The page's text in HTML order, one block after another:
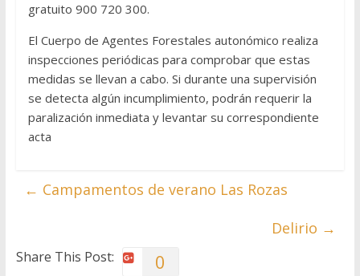
gratuito 900 720 300.
El Cuerpo de Agentes Forestales autonómico realiza
inspecciones periódicas para comprobar que estas
medidas se llevan a cabo. Si durante una supervisión
se detecta algún incumplimiento, podrán requerir la
paralización inmediata y levantar su correspondiente
acta
← Campamentos de verano Las Rozas
Delirio →
Share This Post: 0